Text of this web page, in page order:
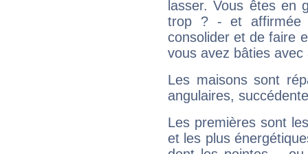
lasser. Vous êtes en
trop ? - et affirmée
consolider et de faire
vous avez bâties avec
Les maisons sont
angulaires,
Les premières sont
et les plus